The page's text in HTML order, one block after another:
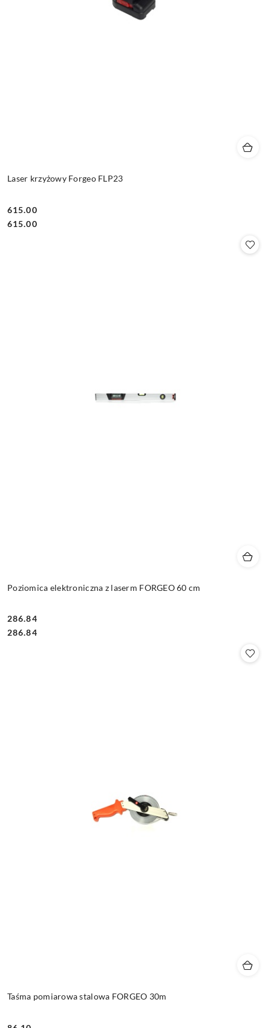
Laser krzyżowy Forgeo FLP23
Cena:
615.00
Cena:
615.00
Poziomica elektroniczna z laserm FORGEO 60 cm
Cena:
286.84
Cena:
286.84
Taśma pomiarowa stalowa FORGEO 30m